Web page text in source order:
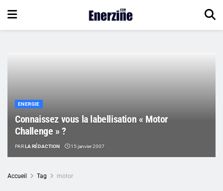
ENERGIE
Connaissez vous la labellisation « Motor
Challenge » ?
PARLA RÉDACTION 15 janvier 2007
Accueil Tag motor